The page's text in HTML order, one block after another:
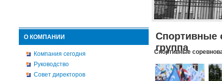
О КОМПАНИИ
Компания сегодня
Руководство
Совет директоров
Спортивные
группа
Спортивные